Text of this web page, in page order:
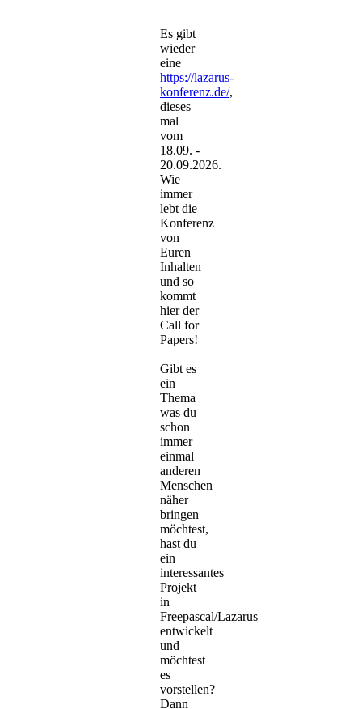
Es gibt
wieder
eine
https://lazarus-
konferenz.de/,
dieses
mal
vom
18.09. -
20.09.2026.
Wie
immer
lebt die
Konferenz
von
Euren
Inhalten
und so
kommt
hier der
Call for
Papers!
Gibt es
ein
Thema
was du
schon
immer
einmal
anderen
Menschen
näher
bringen
möchtest,
hast du
ein
interessantes
Projekt
in
Freepascal/Lazarus
entwickelt
und
möchtest
es
vorstellen?
Dann